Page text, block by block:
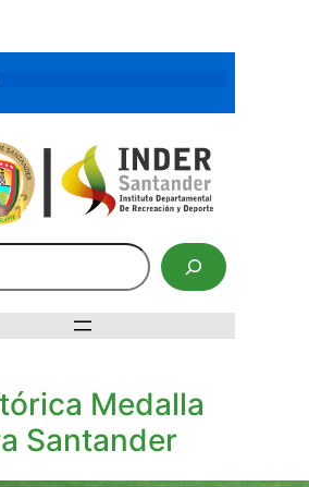
Medalla
Santander